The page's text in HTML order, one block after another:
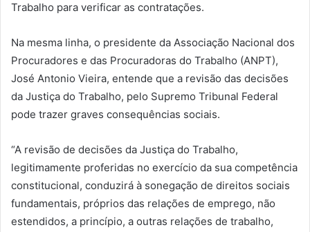
Trabalho para verificar as contratações.
Na mesma linha, o presidente da Associação Nacional dos
Procuradores e das Procuradoras do Trabalho (ANPT),
José Antonio Vieira, entende que a revisão das decisões
da Justiça do Trabalho, pelo Supremo Tribunal Federal
pode trazer graves consequências sociais.
“A revisão de decisões da Justiça do Trabalho,
legitimamente proferidas no exercício da sua competência
constitucional, conduzirá à sonegação de direitos sociais
fundamentais, próprios das relações de emprego, não
estendidos, a princípio, a outras relações de trabalho,